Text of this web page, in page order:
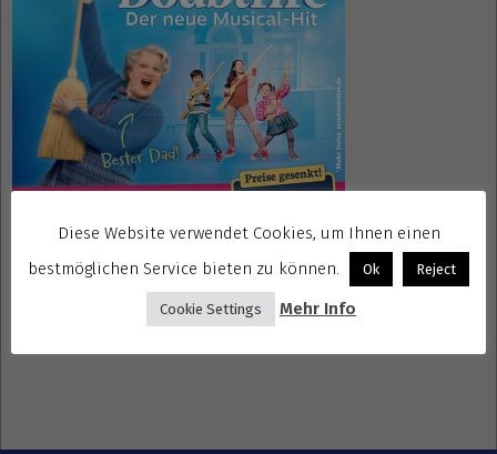
Gewinnspiele kostenlos seriös
Diese Website verwendet Cookies, um Ihnen einen
bestmöglichen Service bieten zu können.
Ok Reject
Cookie Settings Mehr Info